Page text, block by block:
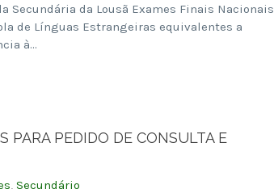
Secundária da Lousã Exames Finais Nacionais
de Línguas Estrangeiras equivalentes a
à…
PARA PEDIDO DE CONSULTA E
, Secundário